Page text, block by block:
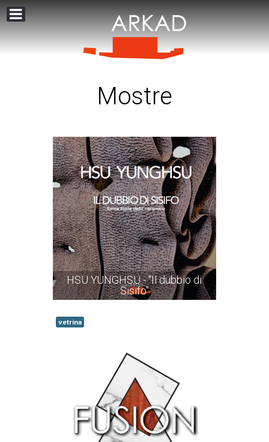
Mostre
HSU YUNGHSU - "Il dubbio di
Sisifo"
vetrina